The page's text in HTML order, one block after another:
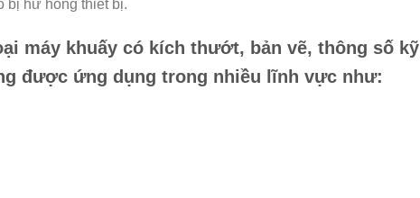
bị hư hỏng thiết bị.
máy khuấy có kích thướt, bản vẽ, thông số kỹ
được ứng dụng trong nhiều lĩnh vực như: